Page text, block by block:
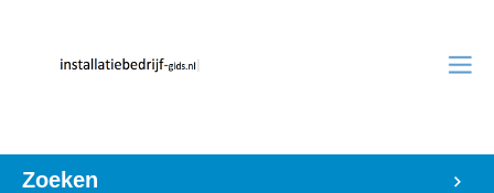
Zoeken